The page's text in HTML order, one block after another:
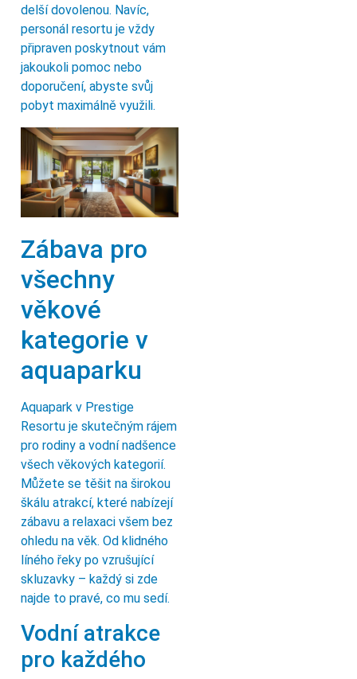
delší dovolenou. Navíc,
personál resortu je vždy
připraven poskytnout vám
jakoukoli pomoc nebo
doporučení, abyste svůj
pobyt maximálně využili.
Zábava pro
všechny
věkové
kategorie v
aquaparku
Aquapark v Prestige
Resortu je skutečným rájem
pro rodiny a vodní nadšence
všech věkových kategorií.
Můžete se těšit na širokou
škálu atrakcí, které nabízejí
zábavu a relaxaci všem bez
ohledu na věk. Od klidného
líného řeky po vzrušující
skluzavky – každý si zde
najde to pravé, co mu sedí.
Vodní atrakce
pro každého